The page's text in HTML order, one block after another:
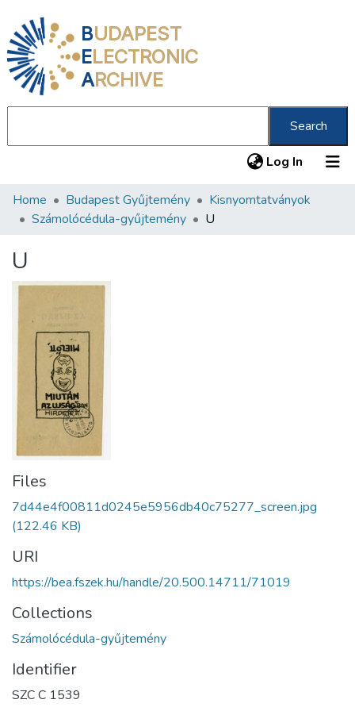
BUDAPEST
ELECTRONIC
ARCHIVE
Search
Log In (current)
Communities & Collections
Statistics
Home Budapest Gyűjtemény
Kisnyomtatványok
Számolócédula-gyűjtemény
U
U
Files
7d44e4f00811d0245e5956db40c75277_screen.jpg
(122.46 KB)
URI
https://bea.fszek.hu/handle/20.500.14711/71019
Collections
Számolócédula-gyűjtemény
Identifier
SZC C 1539